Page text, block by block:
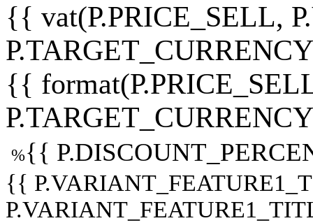
{{ vat(P.PRICE_SELL,
{{
%{{
{{